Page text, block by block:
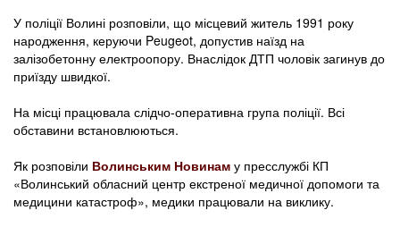
У поліції Волині розповіли, що місцевий житель 1991 року
народження, керуючи Peugeot, допустив наїзд на
залізобетонну електроопору. Внаслідок ДТП чоловік загинув до
приїзду швидкої.
На місці працювала слідчо-оперативна група поліції. Всі
обставини встановлюються.
Як розповіли Волинським Новинам у пресслужбі КП
«Волинський обласний центр екстреної медичної допомоги та
медицини катастроф», медики працювали на виклику.